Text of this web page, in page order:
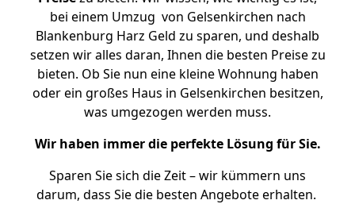
bei einem Umzug von Gelsenkirchen nach
Blankenburg Harz Geld zu sparen, und deshalb
setzen wir alles daran, Ihnen die besten Preise zu
bieten. Ob Sie nun eine kleine Wohnung haben
oder ein großes Haus in Gelsenkirchen besitzen,
was umgezogen werden muss.
Wir haben immer die perfekte Lösung für Sie.
Sparen Sie sich die Zeit – wir kümmern uns
darum, dass Sie die besten Angebote erhalten.